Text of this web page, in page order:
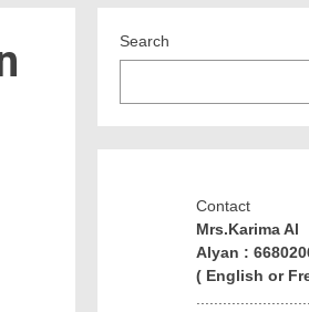
Search
Contact
Mrs.Karima Al
Alyan :
( English or